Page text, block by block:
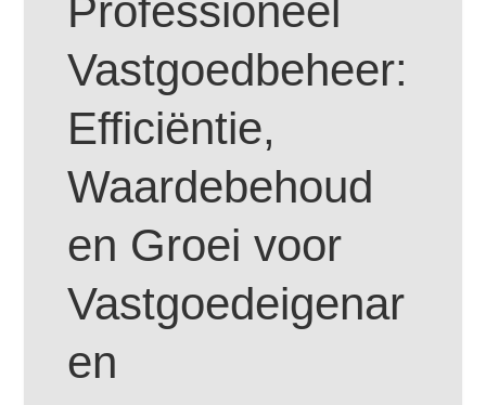
Professioneel
Vastgoedbeheer:
Efficiëntie,
Waardebehoud
en Groei voor
Vastgoedeigenar
en